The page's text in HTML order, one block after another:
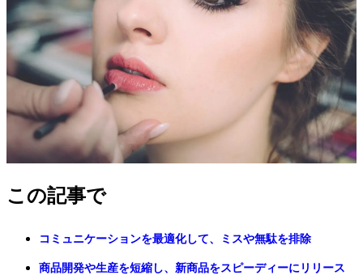
この記事で
コミュニケーションを最適化して、ミスや無駄を排除
商品開発や生産を短縮し、新商品をスピーディーにリリース